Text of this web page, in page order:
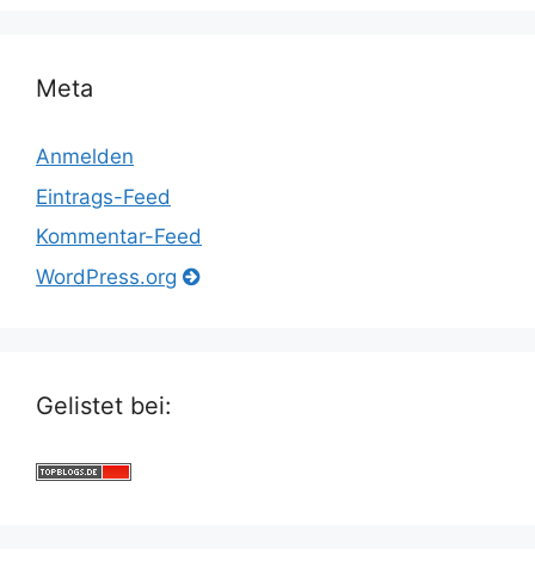
Meta
Anmelden
Eintrags-Feed
Kommentar-Feed
WordPress.org
Gelistet bei: